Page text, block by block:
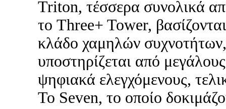
Triton, τέσσερα συνολικά
το Three+ Tower,
κλάδο χαμηλών
υποστηρίζεται από
ψηφιακά ελεγχόμενους,
Το Seven, το οποίο